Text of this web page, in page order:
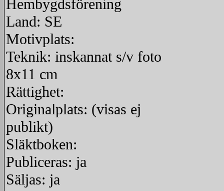
Hembygdsförening
Land: SE
Motivplats:
Teknik: inskannat s/v foto
8x11 cm
Rättighet:
Originalplats: (visas ej
publikt)
Släktboken:
Publiceras: ja
Säljas: ja